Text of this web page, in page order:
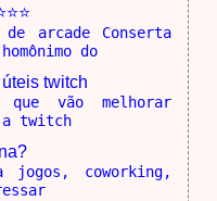
arcade Conserta
do
twitch
que vão melhorar
a twitch
jogos, coworking,